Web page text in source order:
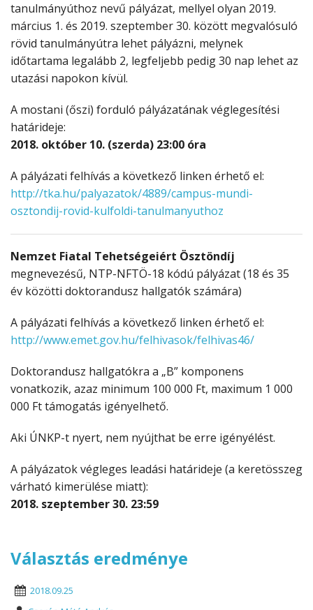
tanulmányúthoz nevű pályázat, mellyel olyan 2019.
március 1. és 2019. szeptember 30. között megvalósuló
rövid tanulmányútra lehet pályázni, melynek
időtartama legalább 2, legfeljebb pedig 30 nap lehet az
utazási napokon kívül.
A mostani (őszi) forduló pályázatának véglegesítési
határideje:
2018. október 10. (szerda) 23:00 óra
A pályázati felhívás a következő linken érhető el:
http://tka.hu/palyazatok/4889/campus-mundi-
osztondij-rovid-kulfoldi-tanulmanyuthoz
Nemzet Fiatal Tehetségeiért Ösztöndíj
megnevezésű, NTP-NFTÖ-18 kódú pályázat (18 és 35
év közötti doktorandusz hallgatók számára)
A pályázati felhívás a következő linken érhető el:
http://www.emet.gov.hu/felhivasok/felhivas46/
Doktorandusz hallgatókra a „B” komponens
vonatkozik, azaz minimum 100 000 Ft, maximum 1 000
000 Ft támogatás igényelhető.
Aki ÚNKP-t nyert, nem nyújthat be erre igényélést.
A pályázatok végleges leadási határideje (a keretösszeg
várható kimerülése miatt):
2018. szeptember 30. 23:59
Választás eredménye
2018.09.25